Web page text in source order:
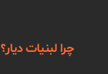
چرا لبنیات دیار؟